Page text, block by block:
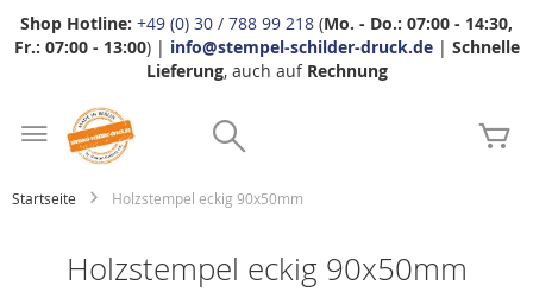
Shop Hotline: +49 (0) 30 / 788 99 218 (Mo. - Do.: 07:00 - 14:30,
Fr.: 07:00 - 13:00) | info@stempel-schilder-druck.de| Schnelle
Lieferung, auch auf Rechnung
Startseite Holzstempel eckig 90x50mm
Holzstempel eckig 90x50mm